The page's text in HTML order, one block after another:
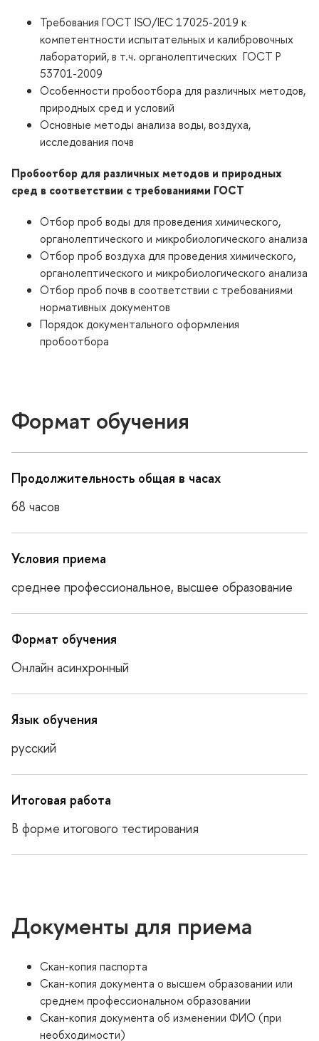
Требования ГОСТ ISO/IEC 17025-2019 к
компетентности испытательных и калибровочных
лабораторий, в т.ч. органолептических ГОСТ Р
53701-2009
Особенности пробоотбора для различных методов,
природных сред и условий
Основные методы анализа воды, воздуха,
исследования почв
Пробоотбор для различных методов и природных
сред в соответствии с требованиями ГОСТ
Отбор проб воды для проведения химического,
органолептического и микробиологического анализа
Отбор проб воздуха для проведения химического,
органолептического и микробиологического анализа
Отбор проб почв в соответствии с требованиями
нормативных документов
Порядок документального оформления
пробоотбора
Формат обучения
Продолжительность общая в часах
68 часов
Условия приема
среднее профессиональное, высшее образование
Формат обучения
Онлайн асинхронный
Язык обучения
русский
Итоговая работа
В форме итогового тестирования
Документы для приема
Скан-копия паспорта
Скан-копия документа о высшем образовании или
среднем профессиональном образовании
Скан-копия документа об изменении ФИО (при
необходимости)